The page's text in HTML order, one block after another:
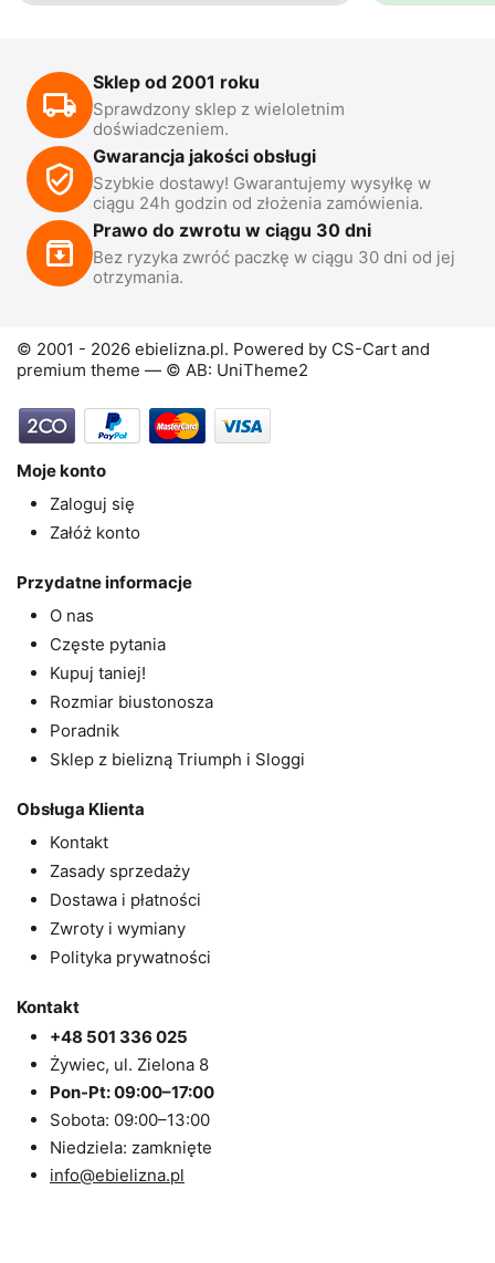
Sklep od 2001 roku
Sprawdzony sklep z wieloletnim
doświadczeniem.
Gwarancja jakości obsługi
Szybkie dostawy! Gwarantujemy wysyłkę w
ciągu 24h godzin od złożenia zamówienia.
Prawo do zwrotu w ciągu 30 dni
Bez ryzyka zwróć paczkę w ciągu 30 dni od jej
otrzymania.
© 2001 - 2026 ebielizna.pl. Powered by CS-Cart and
premium theme — © AB: UniTheme2
Moje konto
Zaloguj się
Załóż konto
Przydatne informacje
O nas
Częste pytania
Kupuj taniej!
Rozmiar biustonosza
Poradnik
Sklep z bielizną Triumph i Sloggi
Obsługa Klienta
Kontakt
Zasady sprzedaży
Dostawa i płatności
Zwroty i wymiany
Polityka prywatności
Kontakt
+48 501 336 025
Żywiec, ul. Zielona 8
Pon-Pt: 09:00–17:00
Sobota: 09:00–13:00
Niedziela: zamknięte
info@ebielizna.pl